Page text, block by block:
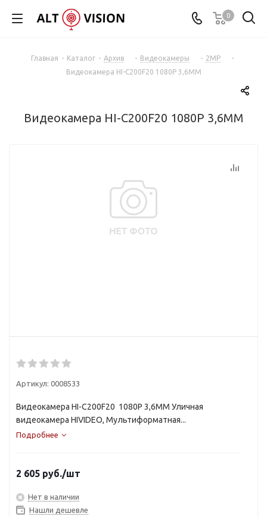
0
Главная - Каталог - Архив - Видеокамеры - 2MP
-
Видеокамера HI-C200F20 1080P 3,6MM
Видеокамера HI-C200F20 1080P 3,6MM
Артикул: 0008533
Видеокамера HI-C200F20 1080P 3,6MM Уличная
видеокамера HIVIDEO, Мультиформатная...
Подробнее
2 605 руб./шт
Нет в наличии
Нашли дешевле